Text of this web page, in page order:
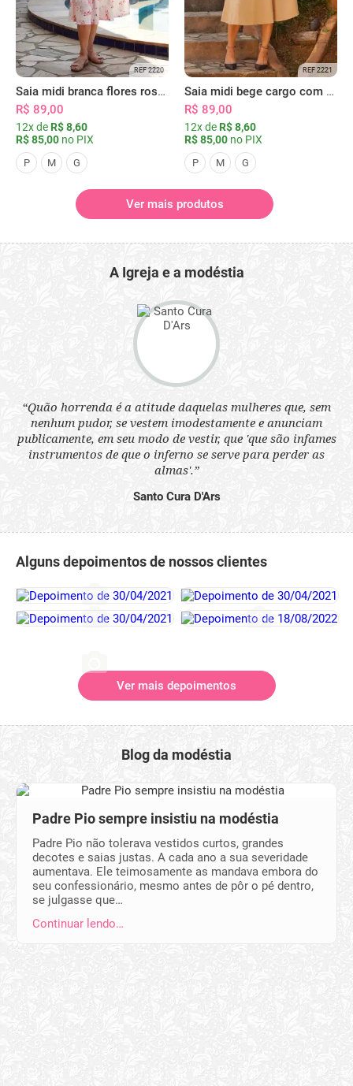
REF 2220
Saia midi branca flores rosas com bolsos
R$ 89,00
12x de R$ 8,60
R$ 85,00 no PIX
P M G
REF 2221
Saia midi bege cargo com bolsos
R$ 89,00
12x de R$ 8,60
R$ 85,00 no PIX
P M G
Ver mais produtos
A Igreja e a modéstia
“Quão horrenda é a atitude daquelas mulheres que, sem
nenhum pudor, se vestem imodestamente e anunciam
publicamente, em seu modo de vestir, que 'que são infames
instrumentos de que o inferno se serve para perder as
almas'.”
Santo Cura D'Ars
Alguns depoimentos de nossos clientes
Ver mais depoimentos
Blog da modéstia
Padre Pio sempre insistiu na modéstia
Padre Pio não tolerava vestidos curtos, grandes
decotes e saias justas. A cada ano a sua severidade
aumentava. Ele teimosamente as mandava embora do
seu confessionário, mesmo antes de pôr o pé dentro,
se julgasse que…
Continuar lendo…